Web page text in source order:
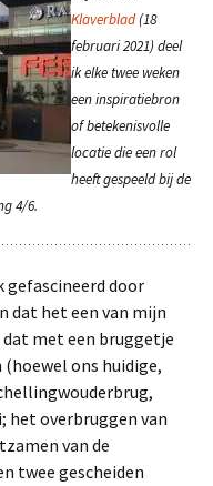
Klaverblad(18
februari 2021) deel
ik elke twee weken
een inspiratiebron
of betekenisvolle
locatie die een rol
heeft gespeeld bij de
4/6.
gefascineerd door
dat het een van mijn
met een bruggetje
ons huidige,
het overbruggen van
van de
twee gescheiden